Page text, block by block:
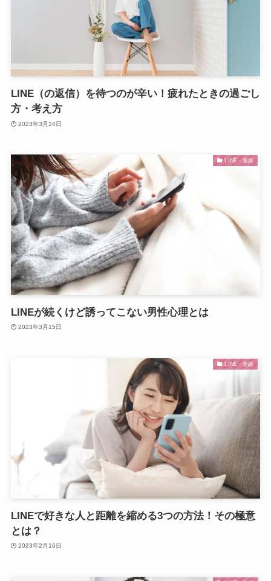
LINE（の返信）を待つのが辛い！疲れたときの過ごし
方・考え方
2023年3月24日
LINE・連絡
LINEが続くけど誘ってこない男性心理とは
2023年3月15日
LINE・連絡
LINEで好きな人と距離を縮める3つの方法！その極意
とは？
2023年2月16日